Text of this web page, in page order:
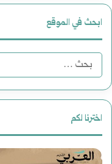
ابحث في الموقع
اخترنا لكم
رواية